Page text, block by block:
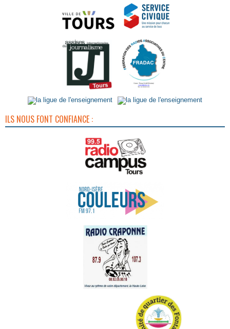
ILS NOUS FONT CONFIANCE :